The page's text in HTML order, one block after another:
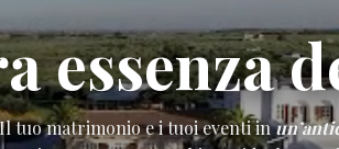
essenza
tuo matrimonio e i tuoi eventi in